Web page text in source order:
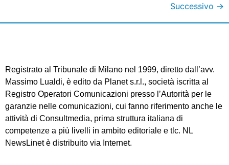
Successivo →
Registrato al Tribunale di Milano nel 1999, diretto dall’avv.
Massimo Lualdi, è edito da Planet s.r.l., società iscritta al
Registro Operatori Comunicazioni presso l’Autorità per le
garanzie nelle comunicazioni, cui fanno riferimento anche le
attività di Consultmedia, prima struttura italiana di
competenze a più livelli in ambito editoriale e tlc. NL
NewsLinet è distribuito via Internet.